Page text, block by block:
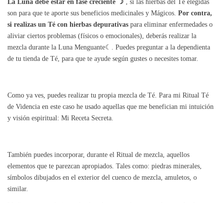
La Luna debe estar en fase creciente ☽ , si las hierbas del Té elegidas
son para que te aporte sus beneficios medicinales y Mágicos. Por contra,
si realizas un Té con hierbas depurativas para eliminar enfermedades o
aliviar ciertos problemas (físicos o emocionales), deberás realizar la
mezcla durante la Luna Menguante☾. Puedes preguntar a la dependienta
de tu tienda de Té, para que te ayude según gustes o necesites tomar.
Como ya ves, puedes realizar tu propia mezcla de Té. Para mi Ritual Té
de Videncia en este caso he usado aquellas que me benefician mi intuición
y visión espiritual: Mi Receta Secreta.
También puedes incorporar, durante el Ritual de mezcla, aquellos
elementos que te parezcan apropiados. Tales como: piedras minerales,
símbolos dibujados en el exterior del cuenco de mezcla, amuletos, o
similar.